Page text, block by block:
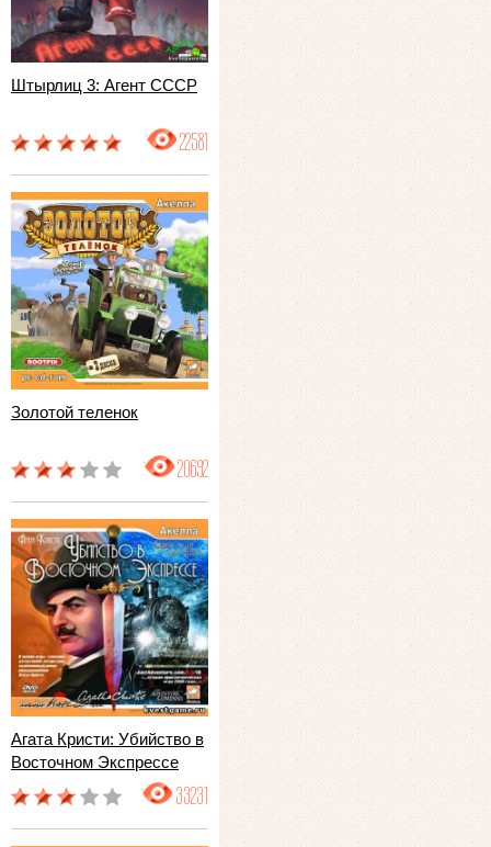
Штырлиц 3: Агент СССР
22581
Золотой теленок
20692
Агата Кристи: Убийство в
Восточном Экспрессе
33231